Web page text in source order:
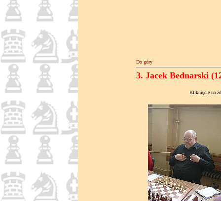
Do góry
3. Jacek Bednarski
Kliknięcie na